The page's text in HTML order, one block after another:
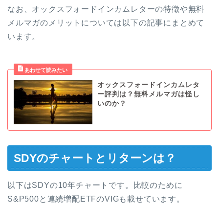
なお、オックスフォードインカムレターの特徴や無料
メルマガのメリットについては以下の記事にまとめて
います。
オックスフォードインカムレタ
ー評判は？無料メルマガは怪し
いのか？
SDYのチャートとリターンは？
以下はSDYの10年チャートです。比較のために
S&P500と連続増配ETFのVIGも載せています。